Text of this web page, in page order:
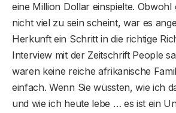
eine Million Dollar einspielte. Obwohl
nicht viel zu sein scheint, war es
Herkunft ein Schritt in die richtige
Interview mit der Zeitschrift People
waren keine reiche afrikanische
einfach. Wenn Sie wüssten, wie ich
und wie ich heute lebe … es ist ein